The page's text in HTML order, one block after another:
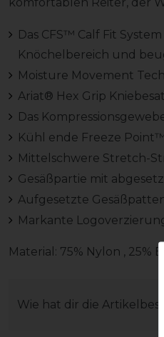
Das CFS™ Calf Fit
Knöchelbereich und
Moisture Movement
Ariat® Hex Grip
Das
Kühl ende Freeze
Mittelschwere Stretch-
Gesäßpartie mit
Aufgesetzte
Markante
Material: 75% Nylon , 25%
Wie hat dir die